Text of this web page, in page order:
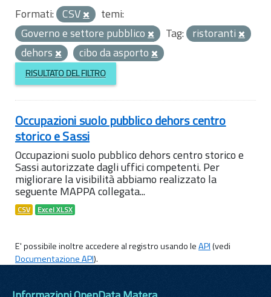
Formati: CSV
temi:
Governo e settore pubblico
Tag: ristoranti
dehors
cibo da asporto
RISULTATO DEL FILTRO
Occupazioni suolo pubblico dehors centro
storico e Sassi
Occupazioni suolo pubblico dehors centro storico e
Sassi autorizzate dagli uffici competenti. Per
migliorare la visibilità abbiamo realizzato la
seguente MAPPA collegata...
CSV Excel XLSX
E' possibile inoltre accedere al registro usando leAPI(vedi
Documentazione API).